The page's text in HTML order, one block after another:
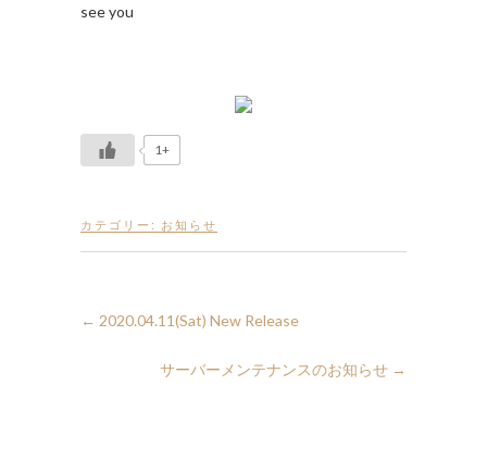
see you
1+
カテゴリー: お知らせ
← 2020.04.11(Sat) New Release
サーバーメンテナンスのお知らせ →